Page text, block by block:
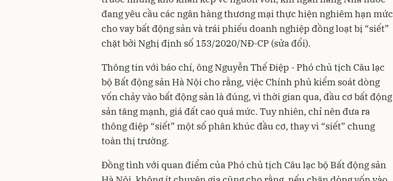
đang yêu cầu các ngân hàng thương mại thực hiện nghiêm hạn mức
cho vay bất động sản và trái phiếu doanh nghiệp đồng loạt bị “siết”
chặt bởi Nghị định số 153/2020/NĐ-CP (sửa đổi).
Thông tin với báo chí, ông Nguyễn Thế Điệp - Phó chủ tịch Câu lạc
bộ Bất động sản Hà Nội cho rằng, việc Chính phủ kiểm soát dòng
vốn chảy vào bất động sản là đúng, vì thời gian qua, đầu cơ bất động
sản tăng mạnh, giá đất cao quá mức. Tuy nhiên, chỉ nên đưa ra
thông điệp “siết” một số phân khúc đầu cơ, thay vì “siết” chung
toàn thị trường.
Đồng tình với quan điểm của Phó chủ tịch Câu lạc bộ Bất động sản